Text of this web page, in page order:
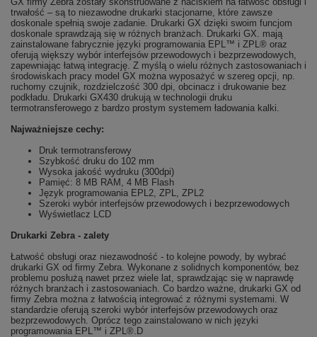
trwałość – są to niezawodne drukarki stacjonarne, które zawsze
doskonale spełnią swoje zadanie. Drukarki GX dzięki swoim funcjom
doskonale sprawdzają się w różnych branżach. Drukarki GX. mają
zainstalowane fabrycznie języki programowania EPL™ i ZPL® oraz
oferują większy wybór interfejsów przewodowych i bezprzewodowych,
zapewniając łatwą integrację. Z myślą o wielu różnych zastosowaniach i
środowiskach pracy model GX można wyposażyć w szereg opcji, np.
ruchomy czujnik, rozdzielczość 300 dpi, obcinacz i drukowanie bez
podkładu. Drukarki GX430 drukują w technologii druku
termotransferowego z bardzo prostym systemem ładowania kalki.
Najważniejsze cechy:
Druk termotransferowy
Szybkość druku do 102 mm
Wysoka jakość wydruku (300dpi)
Pamięć: 8 MB RAM, 4 MB Flash
Język programowania EPL2, ZPL, ZPL2
Szeroki wybór interfejsów przewodowych i bezprzewodowych
Wyświetlacz LCD
Drukarki Zebra - zalety
Łatwość obsługi oraz niezawodność - to kolejne powody, by wybrać
drukarki GX od firmy Zebra. Wykonane z solidnych komponentów, bez
problemu posłużą nawet przez wiele lat, sprawdzając się w naprawdę
różnych branżach i zastosowaniach. Co bardzo ważne, drukarki GX od
firmy Zebra można z łatwością integrować z różnymi systemami. W
standardzie oferują szeroki wybór interfejsów przewodowych oraz
bezprzewodowych. Oprócz tego zainstalowano w nich języki
programowania EPL™ i ZPL®.D